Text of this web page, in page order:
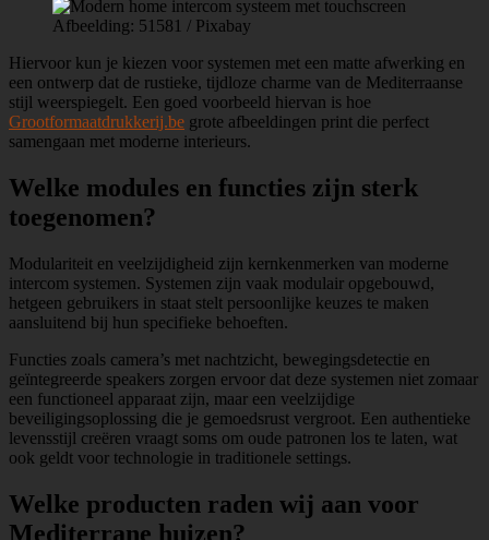
Afbeelding: 51581 / Pixabay
Hiervoor kun je kiezen voor systemen met een matte afwerking en
een ontwerp dat de rustieke, tijdloze charme van de Mediterraanse
stijl weerspiegelt. Een goed voorbeeld hiervan is hoe
Grootformaatdrukkerij.be grote afbeeldingen print die perfect
samengaan met moderne interieurs.
Welke modules en functies zijn sterk
toegenomen?
Modulariteit en veelzijdigheid zijn kernkenmerken van moderne
intercom systemen. Systemen zijn vaak modulair opgebouwd,
hetgeen gebruikers in staat stelt persoonlijke keuzes te maken
aansluitend bij hun specifieke behoeften.
Functies zoals camera’s met nachtzicht, bewegingsdetectie en
geïntegreerde speakers zorgen ervoor dat deze systemen niet zomaar
een functioneel apparaat zijn, maar een veelzijdige
beveiligingsoplossing die je gemoedsrust vergroot. Een authentieke
levensstijl creëren vraagt soms om oude patronen los te laten, wat
ook geldt voor technologie in traditionele settings.
Welke producten raden wij aan voor
Mediterrane huizen?